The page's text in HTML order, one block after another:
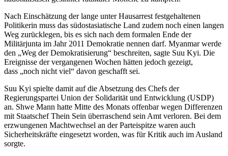
Nach Einschätzung der lange unter Hausarrest festgehaltenen
Politikerin muss das südostasiatische Land zudem noch einen langen
Weg zurücklegen, bis es sich nach dem formalen Ende der
Militärjunta im Jahr 2011 Demokratie nennen darf. Myanmar werde
den „Weg der Demokratisierung“ beschreiten, sagte Suu Kyi. Die
Ereignisse der vergangenen Wochen hätten jedoch gezeigt,
dass „noch nicht viel“ davon geschafft sei.
Suu Kyi spielte damit auf die Absetzung des Chefs der
Regierungspartei Union der Solidarität und Entwicklung (USDP)
an. Shwe Mann hatte Mitte des Monats offenbar wegen Differenzen
mit Staatschef Thein Sein überraschend sein Amt verloren. Bei dem
erzwungenen Machtwechsel an der Parteispitze waren auch
Sicherheitskräfte eingesetzt worden, was für Kritik auch im Ausland
sorgte.